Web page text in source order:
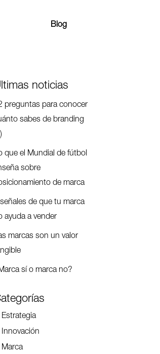
Blog
noticias
preguntas para conocer
sabes de branding
que el Mundial de fútbol
sobre
de marca
de que tu marca
ayuda a vender
marcas son un valor
sí o marca no?
Estrategia
Innovación
Marca